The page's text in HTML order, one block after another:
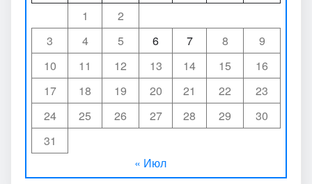
1
2
3
4 5 6 7 8
9
10
11 12 13 14 15
16
17
18 19 20 21 22
23
24
25 26 27 28 29
30
31
« Июл